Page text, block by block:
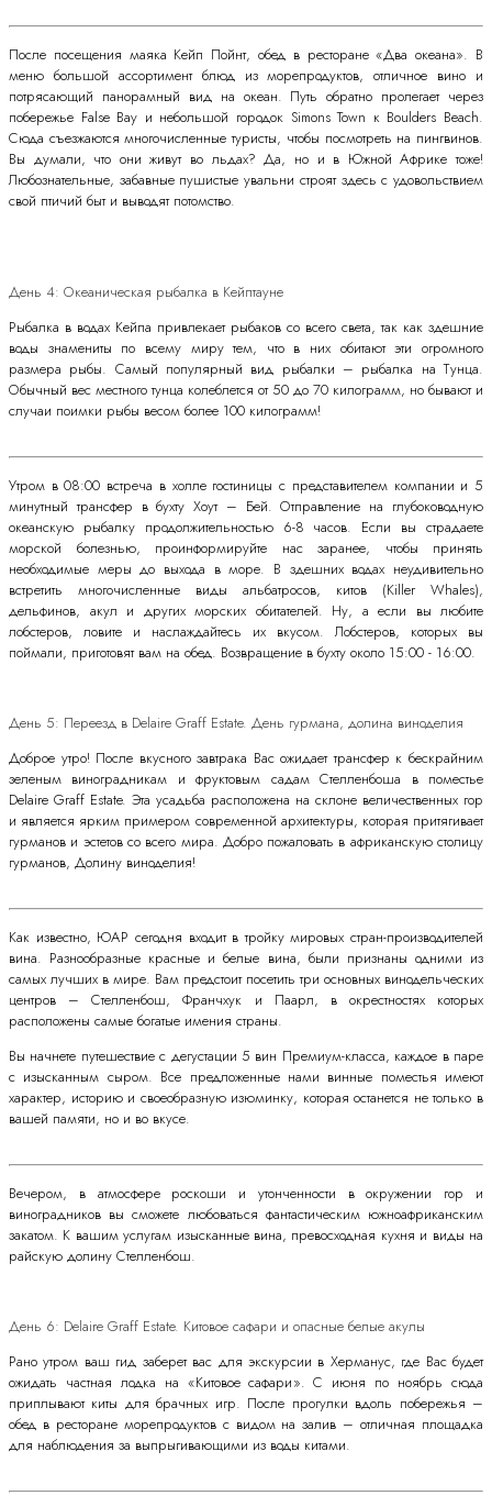
После посещения маяка Кейп Пойнт, обед в ресторане «Два океана». В
меню большой ассортимент блюд из морепродуктов, отличное вино и
потрясающий панорамный вид на океан. Путь обратно пролегает через
побережье False Bay и небольшой городок Simons Town к Boulders Beach.
Сюда съезжаются многочисленные туристы, чтобы посмотреть на пингвинов.
Вы думали, что они живут во льдах? Да, но и в Южной Африке тоже!
Любознательные, забавные пушистые увальни строят здесь с удовольствием
свой птичий быт и выводят потомство.
День 4: Океаническая рыбалка в Кейптауне
Рыбалка в водах Кейпа привлекает рыбаков со всего света, так как здешние
воды знамениты по всему миру тем, что в них обитают эти огромного
размера рыбы. Самый популярный вид рыбалки – рыбалка на Тунца.
Обычный вес местного тунца колеблется от 50 до 70 килограмм, но бывают и
случаи поимки рыбы весом более 100 килограмм!
Утром в 08:00 встреча в холле гостиницы с представителем компании и 5
минутный трансфер в бухту Хоут – Бей. Отправление на глубоководную
океанскую рыбалку продолжительностью 6-8 часов. Если вы страдаете
морской болезнью, проинформируйте нас заранее, чтобы принять
необходимые меры до выхода в море. В здешних водах неудивительно
встретить многочисленные виды альбатросов, китов (Killer Whales),
дельфинов, акул и других морских обитателей. Ну, а если вы любите
лобстеров, ловите и наслаждайтесь их вкусом. Лобстеров, которых вы
поймали, приготовят вам на обед. Возвращение в бухту около 15:00 - 16:00.
День 5: Переезд в Delaire Graff Estate. День гурмана, долина виноделия
Доброе утро! После вкусного завтрака Вас ожидает трансфер к бескрайним
зеленым виноградникам и фруктовым садам Стелленбоша в поместье
Delaire Graff Estate. Эта усадьба расположена на склоне величественных гор
и является ярким примером современной архитектуры, которая притягивает
гурманов и эстетов со всего мира. Добро пожаловать в африканскую столицу
гурманов, Долину виноделия!
Как известно, ЮАР сегодня входит в тройку мировых стран-производителей
вина. Разнообразные красные и белые вина, были признаны одними из
самых лучших в мире. Вам предстоит посетить три основных винодельческих
центров – Стелленбош, Франчхук и Паарл, в окрестностях которых
расположены самые богатые имения страны.
Вы начнете путешествие с дегустации 5 вин Премиум-класса, каждое в паре
с изысканным сыром. Все предложенные нами винные поместья имеют
характер, историю и своеобразную изюминку, которая останется не только в
вашей памяти, но и во вкусе.
Вечером, в атмосфере роскоши и утонченности в окружении гор и
виноградников вы сможете любоваться фантастическим южноафриканским
закатом. К вашим услугам изысканные вина, превосходная кухня и виды на
райскую долину Стелленбош.
День 6: Delaire Graff Estate. Китовое сафари и опасные белые акулы
Рано утром ваш гид заберет вас для экскурсии в Херманус, где Вас будет
ожидать частная лодка на «Китовое сафари». С июня по ноябрь сюда
приплывают киты для брачных игр. После прогулки вдоль побережья –
обед в ресторане морепродуктов с видом на залив – отличная площадка
для наблюдения за выпрыгивающими из воды китами.